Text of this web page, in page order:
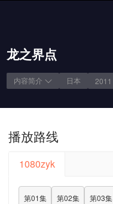
龙之界点
内容简介 日本 2011
播放路线
1080zyk
第01集 第02集 第03集